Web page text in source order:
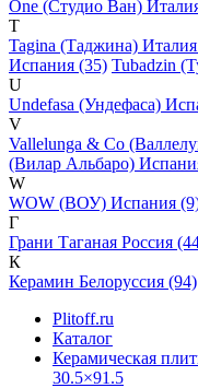
One (Студио Ван)
T
Tagina (Таджина)
Испания (35) Tubadzin
U
Undefasa (Ундефаса)
V
Vallelunga & Co
(Вилар Альбаро)
W
WOW (ВОУ) Испания
Г
Грани Таганая Россия
К
Керамин Белоруссия (94)
Plitoff.ru
Каталог
Керамическая
30.5×91.5